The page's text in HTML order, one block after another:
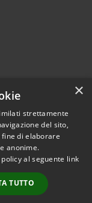
© 2026 • Città di
• Powered by
•
Admin
access
×
strettamente
del sito,
di elaborare
anonime.
al seguente link
TUTTO